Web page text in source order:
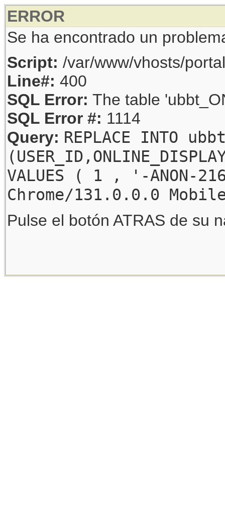
ERROR
Se ha encontrado un
Script: /var/www/vhosts/
Line#: 400
SQL Error: The table
SQL Error #: 1114
Query: REPLACE INTO
VALUES ( 1 , '-
Chrome/131.0.0.0
Pulse el botón ATRAS de su